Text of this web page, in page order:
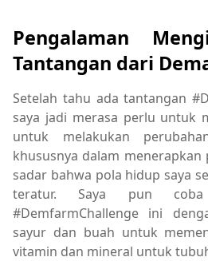
Pengalaman
Tantangan dari
Setelah tahu ada tantangan
saya jadi merasa perlu untuk
untuk melakukan
khususnya dalam menerapkan
sadar bahwa pola hidup saya
teratur. Saya pun
#DemfarmChallenge ini
sayur dan buah untuk
vitamin dan mineral untuk